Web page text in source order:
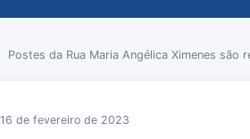
Postes da Rua Maria Angélica Ximenes são
16 de fevereiro de 2023